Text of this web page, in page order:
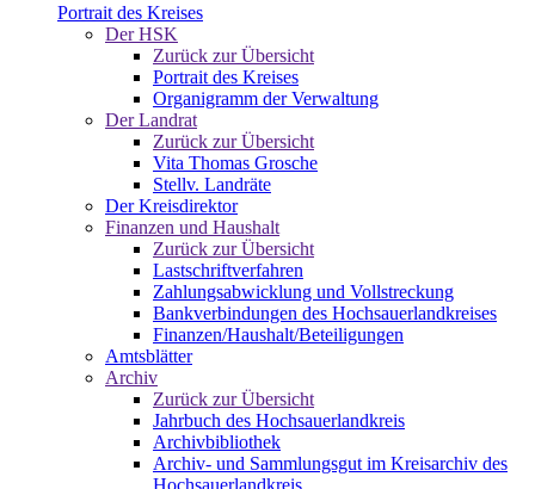
Portrait des Kreises
Der HSK
Zurück zur Übersicht
Portrait des Kreises
Organigramm der Verwaltung
Der Landrat
Zurück zur Übersicht
Vita Thomas Grosche
Stellv. Landräte
Der Kreisdirektor
Finanzen und Haushalt
Zurück zur Übersicht
Lastschriftverfahren
Zahlungsabwicklung und Vollstreckung
Bankverbindungen des Hochsauerlandkreises
Finanzen/Haushalt/Beteiligungen
Amtsblätter
Archiv
Zurück zur Übersicht
Jahrbuch des Hochsauerlandkreis
Archivbibliothek
Archiv- und Sammlungsgut im Kreisarchiv des
Hochsauerlandkreis